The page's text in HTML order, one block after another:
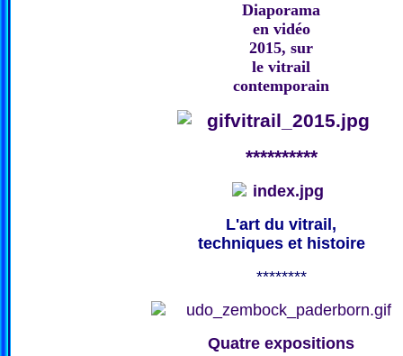
Diaporama
en vidéo
2015, sur
le vitrail
contemporain
**********
L'art du vitrail,
techniques et histoire
********
Quatre expositions